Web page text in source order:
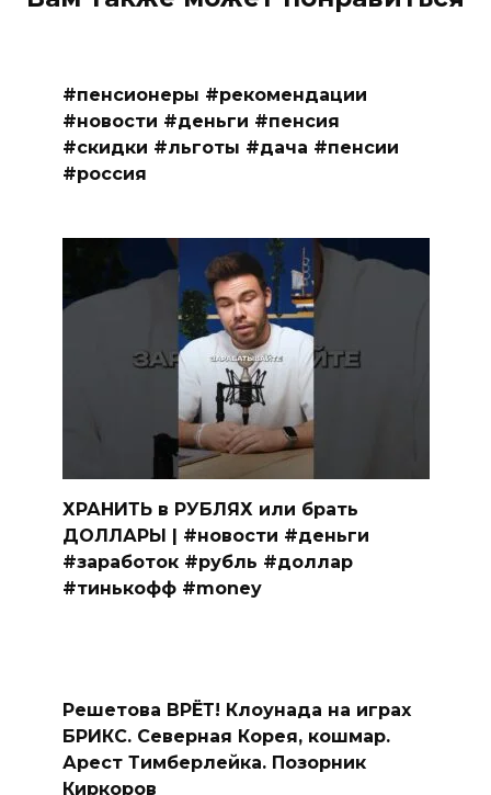
#пенсионеры #рекомендации
#новости #деньги #пенсия
#скидки #льготы #дача #пенсии
#россия
ХРАНИТЬ в РУБЛЯХ или брать
ДОЛЛАРЫ | #новости #деньги
#заработок #рубль #доллар
#тинькофф #money
Решетова ВРЁТ! Клоунада на играх
БРИКС. Северная Корея, кошмар.
Арест Тимберлейка. Позорник
Киркоров